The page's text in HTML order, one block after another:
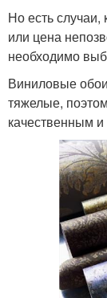
Но есть случаи,
или цена
необходимо
Виниловые
тяжелые,
качественным